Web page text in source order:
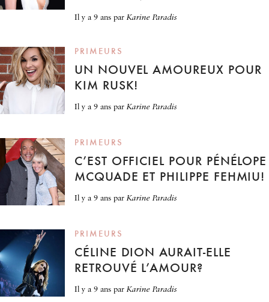
il y a 9 ans par Karine Paradis
PRIMEURS
UN NOUVEL AMOUREUX POUR
KIM RUSK!
il y a 9 ans par Karine Paradis
PRIMEURS
C’EST OFFICIEL POUR PÉNÉLOPE
MCQUADE ET PHILIPPE FEHMIU!
il y a 9 ans par Karine Paradis
PRIMEURS
CÉLINE DION AURAIT-ELLE
RETROUVÉ L’AMOUR?
il y a 9 ans par Karine Paradis